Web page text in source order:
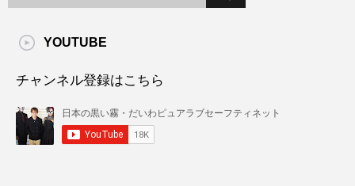
YOUTUBE
チャンネル登録はこちら